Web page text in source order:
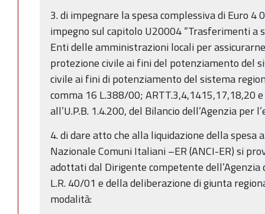
3. di impegnare la spesa complessiva di Euro
impegno sul capitolo U20004 “Trasferimenti a
Enti delle amministrazioni locali per
protezione civile ai fini del potenziamento del
civile ai fini di potenziamento del sistema
comma 16 L.388/00; ARTT.3,4,1415,17,18,20
all’U.P.B. 1.4.200, del Bilancio dell’Agenzia per
4. di dare atto che alla liquidazione della spesa
Nazionale Comuni Italiani –ER (ANCI-ER) si
adottati dal Dirigente competente
L.R. 40/01 e della deliberazione di giunta
modalità: